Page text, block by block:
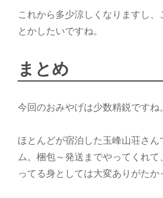
これから多少涼しくなりますし
とかしたいですね。
まとめ
今回のおみやげは少数精鋭ですね
ほとんどが宿泊した玉峰山荘さん
ム。梱包～発送までやってくれ
ってる身としては大変ありがたか